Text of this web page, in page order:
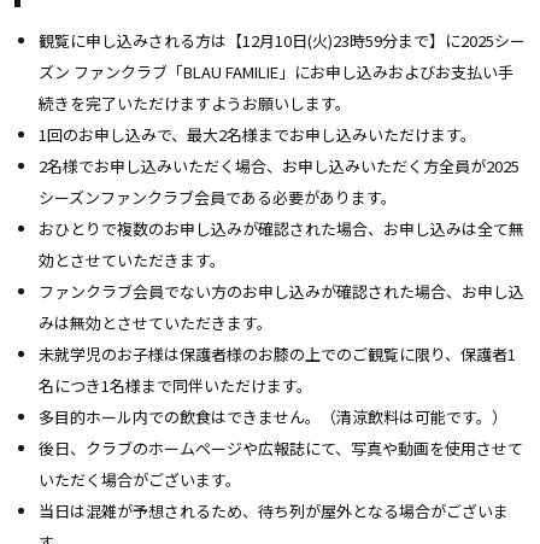
観覧に申し込みされる方は【12月10日(火)23時59分まで】に2025シー
ズン ファンクラブ「BLAU FAMILIE」にお申し込みおよびお支払い手
続きを完了いただけますようお願いします。
1回のお申し込みで、最大2名様までお申し込みいただけます。
2名様でお申し込みいただく場合、お申し込みいただく方全員が2025
シーズンファンクラブ会員である必要があります。
おひとりで複数のお申し込みが確認された場合、お申し込みは全て無
効とさせていただきます。
ファンクラブ会員でない方のお申し込みが確認された場合、お申し込
みは無効とさせていただきます。
未就学児のお子様は保護者様のお膝の上でのご観覧に限り、保護者1
名につき1名様まで同伴いただけます。
多目的ホール内での飲食はできません。
（清涼飲料は可能です。）
後日、クラブのホームページや広報誌にて、写真や動画を使用させて
いただく場合がございます。
当日は混雑が予想されるため、待ち列が屋外となる場合がございま